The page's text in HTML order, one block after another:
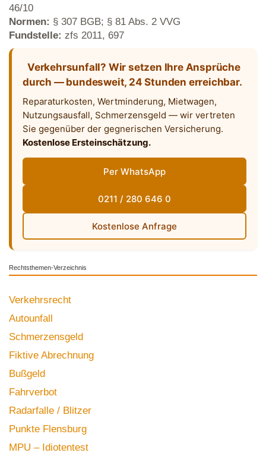
46/10
Normen: § 307 BGB; § 81 Abs. 2 VVG
Fundstelle: zfs 2011, 697
Verkehrsunfall? Wir setzen Ihre Ansprüche
durch — bundesweit, 24 Stunden erreichbar.
Reparaturkosten, Wertminderung, Mietwagen,
Nutzungsausfall, Schmerzensgeld — wir vertreten
Sie gegenüber der gegnerischen Versicherung.
Kostenlose Ersteinschätzung.
Per WhatsApp
0211 / 280 646 0
Kostenlose Anfrage
Rechtsthemen-Verzeichnis
Verkehrsrecht
Autounfall
Schmerzensgeld
Fiktive Abrechnung
Bußgeld
Fahrverbot
Radarfalle / Blitzer
Punkte Flensburg
MPU – Idiotentest